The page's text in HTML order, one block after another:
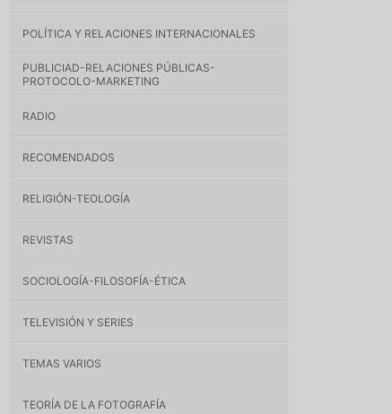
POLÍTICA Y RELACIONES INTERNACIONALES
PUBLICIAD-RELACIONES PÚBLICAS-
PROTOCOLO-MARKETING
RADIO
RECOMENDADOS
RELIGIÓN-TEOLOGÍA
REVISTAS
SOCIOLOGÍA-FILOSOFÍA-ÉTICA
TELEVISIÓN Y SERIES
TEMAS VARIOS
TEORÍA DE LA FOTOGRAFÍA